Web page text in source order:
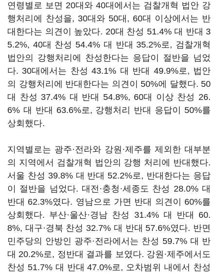
연령별로 보면 20대와 40대에서는 검찰개혁 법안 강
행처리에 찬성을, 30대와 50대, 60대 이상에서는 반
대한다는 의견이 높았다. 20대 찬성 51.4% 대 반대 3
5.2%, 40대 찬성 54.4% 대 반대 35.2%로, 검찰개혁
법안의 강행처리에 찬성한다는 응답이 절반을 넘었
다. 30대에서는 찬성 43.1% 대 반대 49.9%로, 법안
의 강행처리에 반대한다는 의견이 50%에 달했다. 50
대 찬성 37.4% 대 반대 54.8%, 60대 이상 찬성 26.
6% 대 반대 63.6%로, 강행처리 반대 응답이 50%를
상회했다.
지역별로는 광주·전라와 강원·제주를 제외한 대부분
의 지역에서 검찰개혁 법안의 강행 처리에 반대했다.
서울 찬성 39.8% 대 반대 52.2%로, 반대한다는 응답
이 절반을 넘었다. 대전·충청·세종도 찬성 28.0% 대
반대 62.3%였다. 영남으로 가면 반대 의견이 60%를
상회했다. 부산·울산·경남 찬성 31.4% 대 반대 60.
8%, 대구·경북 찬성 32.7% 대 반대 57.6%였다. 반면
민주당의 안방인 광주·전라에서는 찬성 59.7% 대 반
대 20.2%로, 정반대 결과를 보였다. 강원·제주에서도
찬성 51.7% 대 반대 47.0%로, 오차범위 내에서 찬성